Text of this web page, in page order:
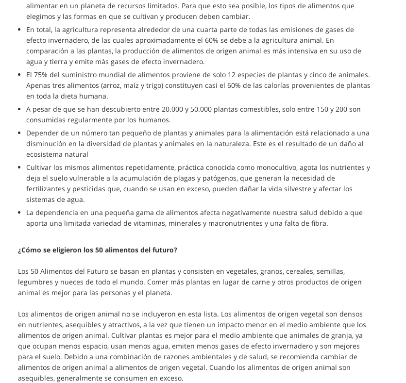
alimentar en un planeta de recursos limitados. Para que esto sea posible, los tipos de alimentos que
elegimos y las formas en que se cultivan y producen deben cambiar.
En total, la agricultura representa alrededor de una cuarta parte de todas las emisiones de gases de
efecto invernadero, de las cuales aproximadamente el 60% se debe a la agricultura animal. En
comparación a las plantas, la producción de alimentos de origen animal es más intensiva en su uso de
agua y tierra y emite más gases de efecto invernadero.
El 75% del suministro mundial de alimentos proviene de solo 12 especies de plantas y cinco de animales.
Apenas tres alimentos (arroz, maíz y trigo) constituyen casi el 60% de las calorías provenientes de plantas
en toda la dieta humana.
A pesar de que se han descubierto entre 20.000 y 50.000 plantas comestibles, solo entre 150 y 200 son
consumidas regularmente por los humanos.
Depender de un número tan pequeño de plantas y animales para la alimentación está relacionado a una
disminución en la diversidad de plantas y animales en la naturaleza. Este es el resultado de un daño al
ecosistema natural
Cultivar los mismos alimentos repetidamente, práctica conocida como monocultivo, agota los nutrientes y
deja el suelo vulnerable a la acumulación de plagas y patógenos, que generan la necesidad de
fertilizantes y pesticidas que, cuando se usan en exceso, pueden dañar la vida silvestre y afectar los
sistemas de agua.
La dependencia en una pequeña gama de alimentos afecta negativamente nuestra salud debido a que
aporta una limitada variedad de vitaminas, minerales y macronutrientes y una falta de fibra.
¿Cómo se eligieron los 50 alimentos del futuro?
Los 50 Alimentos del Futuro se basan en plantas y consisten en vegetales, granos, cereales, semillas,
legumbres y nueces de todo el mundo. Comer más plantas en lugar de carne y otros productos de origen
animal es mejor para las personas y el planeta.
Los alimentos de origen animal no se incluyeron en esta lista. Los alimentos de origen vegetal son densos
en nutrientes, asequibles y atractivos, a la vez que tienen un impacto menor en el medio ambiente que los
alimentos de origen animal. Cultivar plantas es mejor para el medio ambiente que animales de granja, ya
que ocupan menos espacio, usan menos agua, emiten menos gases de efecto invernadero y son mejores
para el suelo. Debido a una combinación de razones ambientales y de salud, se recomienda cambiar de
alimentos de origen animal a alimentos de origen vegetal. Cuando los alimentos de origen animal son
asequibles, generalmente se consumen en exceso.